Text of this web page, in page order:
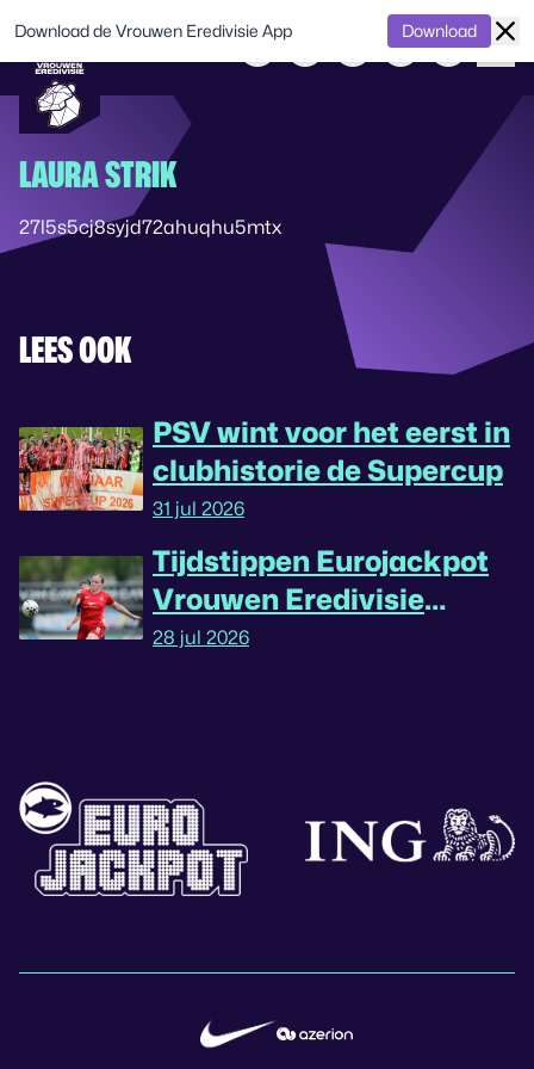
LAURA STRIK
27l5s5cj8syjd72ahuqhu5mtx
LEES OOK
PSV wint voor het eerst in
clubhistorie de Supercup
31 jul 2026
Tijdstippen Eurojackpot
Vrouwen Eredivisie
omgedraaid
28 jul 2026
Download de Vrouwen Eredivisie App Download